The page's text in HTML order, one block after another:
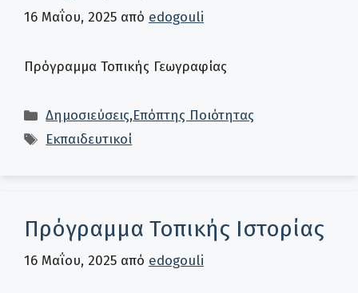
16 Μαΐου, 2025 από edogouli
Πρόγραμμα Τοπικής Γεωγραφίας
Κατηγορίες
Δημοσιεύσεις,Επόπτης Ποιότητας
Ετικέτες
Εκπαιδευτικοί
Πρόγραμμα Τοπικής Ιστορίας
16 Μαΐου, 2025 από edogouli